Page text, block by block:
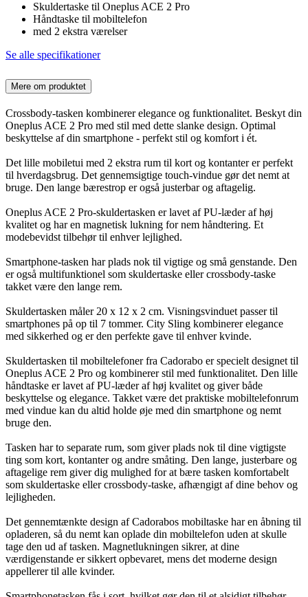
Skuldertaske til Oneplus ACE 2 Pro
Håndtaske til mobiltelefon
med 2 ekstra værelser
Se alle specifikationer
Mere om produktet
Crossbody-tasken kombinerer elegance og funktionalitet. Beskyt din
Oneplus ACE 2 Pro med stil med dette slanke design. Optimal
beskyttelse af din smartphone - perfekt stil og komfort i ét.
Det lille mobiletui med 2 ekstra rum til kort og kontanter er perfekt
til hverdagsbrug. Det gennemsigtige touch-vindue gør det nemt at
bruge. Den lange bærestrop er også justerbar og aftagelig.
Oneplus ACE 2 Pro-skuldertasken er lavet af PU-læder af høj
kvalitet og har en magnetisk lukning for nem håndtering. Et
modebevidst tilbehør til enhver lejlighed.
Smartphone-tasken har plads nok til vigtige og små genstande. Den
er også multifunktionel som skuldertaske eller crossbody-taske
takket være den lange rem.
Skuldertasken måler 20 x 12 x 2 cm. Visningsvinduet passer til
smartphones på op til 7 tommer. City Sling kombinerer elegance
med sikkerhed og er den perfekte gave til enhver kvinde.
Skuldertasken til mobiltelefoner fra Cadorabo er specielt designet til
Oneplus ACE 2 Pro og kombinerer stil med funktionalitet. Den lille
håndtaske er lavet af PU-læder af høj kvalitet og giver både
beskyttelse og elegance. Takket være det praktiske mobiltelefonrum
med vindue kan du altid holde øje med din smartphone og nemt
bruge den.
Tasken har to separate rum, som giver plads nok til dine vigtigste
ting som kort, kontanter og andre småting. Den lange, justerbare og
aftagelige rem giver dig mulighed for at bære tasken komfortabelt
som skuldertaske eller crossbody-taske, afhængigt af dine behov og
lejligheden.
Det gennemtænkte design af Cadorabos mobiltaske har en åbning til
opladeren, så du nemt kan oplade din mobiltelefon uden at skulle
tage den ud af tasken. Magnetlukningen sikrer, at dine
værdigenstande er sikkert opbevaret, mens det moderne design
appellerer til alle kvinder.